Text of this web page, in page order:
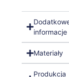
informacje
Materiały
Produkcja